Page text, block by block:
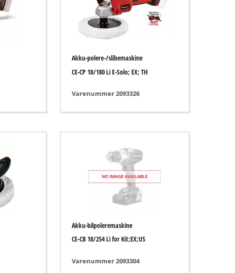
Akku-polere-/slibemaskine
CE-CP 18/180 Li E-Solo; EX; TH
Varenummer 2093326
Akku-bilpoleremaskine
CE-CB 18/254 Li for Kit;EX;US
Varenummer 2093304